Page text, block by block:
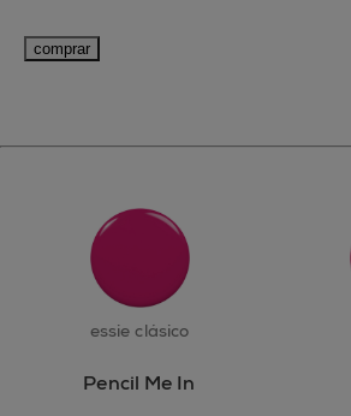
comprar
essie clásico
Pencil Me In